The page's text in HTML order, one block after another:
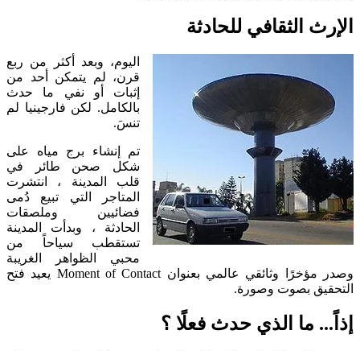
الإرث الثقافي للحادثة
اليوم، وبعد أكثر من ربع
قرن، لم يتمكن أحد من
إثبات أو نفي ما حدث
بالكامل. لكن فارجينيا لم
تنسَ.
تم إنشاء برج مياه على
شكل صحن طائر في
قلب المدينة ، انتشرت
المتاجر التي تبيع دُمى
فضائيين وملصقات
الحادثة ، وبدأت المدينة
تستقطب سياحاً من
محبي الظواهر الغريبة
وصدر مؤخرًا وثائقي عالمي بعنوان Moment of Contact يعيد فتح
التحقيق بصوت وصورة.
إذاً... ما الذي حدث فعلًا ؟